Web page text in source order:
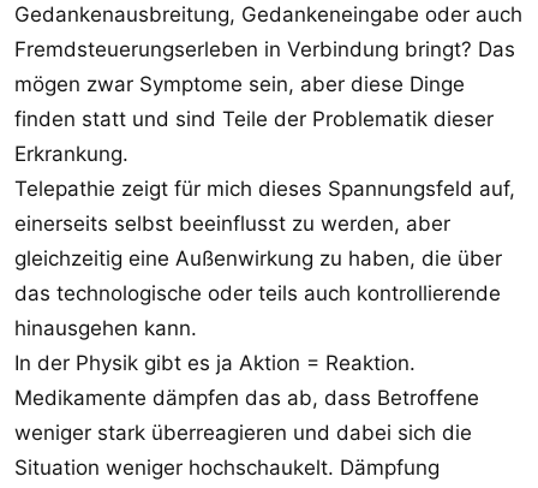
Gedankenausbreitung, Gedankeneingabe oder auch
Fremdsteuerungserleben in Verbindung bringt? Das
mögen zwar Symptome sein, aber diese Dinge
finden statt und sind Teile der Problematik dieser
Erkrankung.
Telepathie zeigt für mich dieses Spannungsfeld auf,
einerseits selbst beeinflusst zu werden, aber
gleichzeitig eine Außenwirkung zu haben, die über
das technologische oder teils auch kontrollierende
hinausgehen kann.
In der Physik gibt es ja Aktion = Reaktion.
Medikamente dämpfen das ab, dass Betroffene
weniger stark überreagieren und dabei sich die
Situation weniger hochschaukelt. Dämpfung